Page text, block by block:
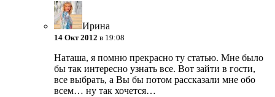
Ирина
14 Окт 2012 в 19:08
Наташа, я помню прекрасно ту статью. Мне было
бы так интересно узнать все. Вот зайти в гости,
все выбрать, а Вы бы потом рассказали мне обо
всем… ну так хочется…